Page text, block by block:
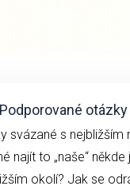
Podporované otázky
svázané s nejbližším
najít to „naše“
okolí? Jak se